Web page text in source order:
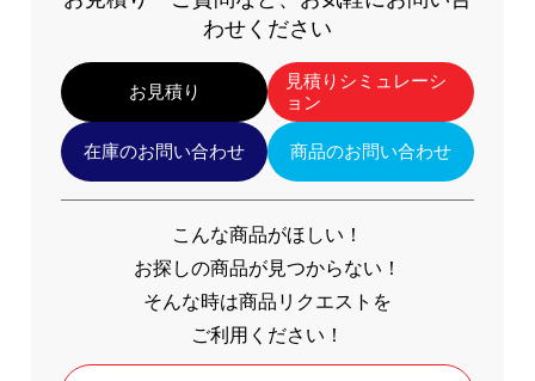
リチウムイオンバッテリー
使用時間
約３時間
わせください
お見積り
見積りシミュレーシ
ョン
在庫のお問い合わせ 商品のお問い合わせ
こんな商品がほしい！
お探しの商品が見つからない！
そんな時は商品リクエストを
ご利用ください！